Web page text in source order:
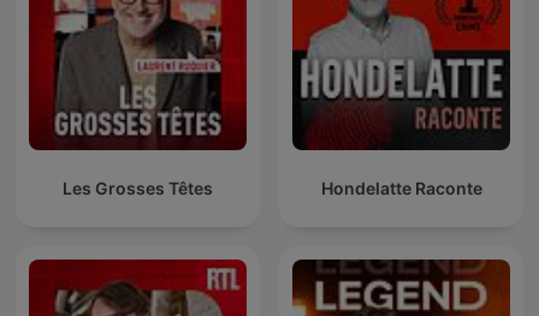
Les Grosses Têtes Hondelatte Raconte